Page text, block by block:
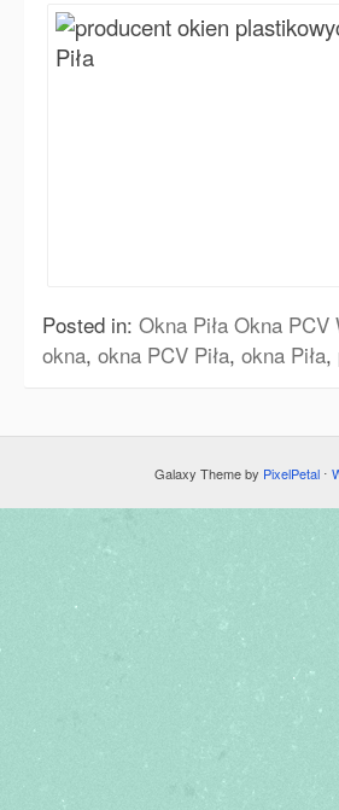
Posted in: Okna Piła Okna PCV
okna, okna PCV Piła, okna Piła,
Galaxy Theme by PixelPetal ⋅